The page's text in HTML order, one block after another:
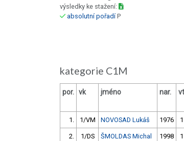
výsledky ke stažení:
absolutní pořadíP
kategorie C1M
por. vk jméno nar. vt
1. 1/VM NOVOSAD Lukáš 1976 1
2. 1/DS ŠMOLDAS Michal 1998 1